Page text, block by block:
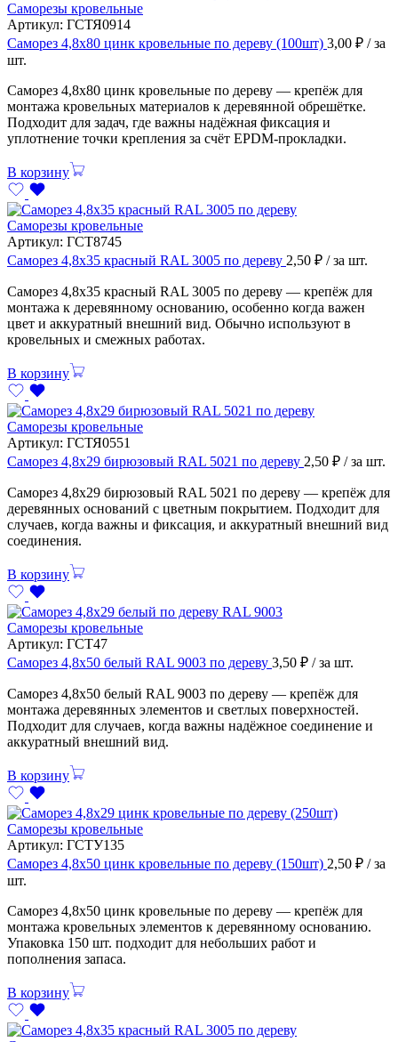
Саморезы кровельные
Артикул: ГСТЯ0914
Саморез 4,8х80 цинк кровельные по дереву (100шт) 3,00 ₽ / за
шт.
Саморез 4,8х80 цинк кровельные по дереву — крепёж для
монтажа кровельных материалов к деревянной обрешётке.
Подходит для задач, где важны надёжная фиксация и
уплотнение точки крепления за счёт EPDM-прокладки.
В корзину
Саморезы кровельные
Артикул: ГСТ8745
Саморез 4,8х35 красный RAL 3005 по дереву 2,50 ₽ / за шт.
Саморез 4,8х35 красный RAL 3005 по дереву — крепёж для
монтажа к деревянному основанию, особенно когда важен
цвет и аккуратный внешний вид. Обычно используют в
кровельных и смежных работах.
В корзину
Саморезы кровельные
Артикул: ГСТЯ0551
Саморез 4,8х29 бирюзовый RAL 5021 по дереву 2,50 ₽ / за шт.
Саморез 4,8х29 бирюзовый RAL 5021 по дереву — крепёж для
деревянных оснований с цветным покрытием. Подходит для
случаев, когда важны и фиксация, и аккуратный внешний вид
соединения.
В корзину
Саморезы кровельные
Артикул: ГСТ47
Саморез 4,8х50 белый RAL 9003 по дереву 3,50 ₽ / за шт.
Саморез 4,8х50 белый RAL 9003 по дереву — крепёж для
монтажа деревянных элементов и светлых поверхностей.
Подходит для случаев, когда важны надёжное соединение и
аккуратный внешний вид.
В корзину
Саморезы кровельные
Артикул: ГСТУ135
Саморез 4,8х50 цинк кровельные по дереву (150шт) 2,50 ₽ / за
шт.
Саморез 4,8х50 цинк кровельные по дереву — крепёж для
монтажа кровельных элементов к деревянному основанию.
Упаковка 150 шт. подходит для небольших работ и
пополнения запаса.
В корзину